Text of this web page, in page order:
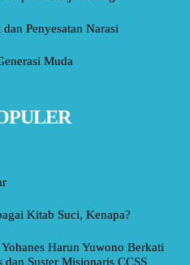
Penyesatan Narasi
Muda
Kitab Suci, Kenapa?
Harun Yuwono Berkati
Suster Misionaris CCSS